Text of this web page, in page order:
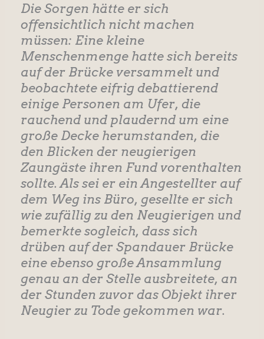
Die Sorgen hätte er sich
offensichtlich nicht machen
müssen: Eine kleine
Menschenmenge hatte sich bereits
auf der Brücke versammelt und
beobachtete eifrig debattierend
einige Personen am Ufer, die
rauchend und plaudernd um eine
große Decke herumstanden, die
den Blicken der neugierigen
Zaungäste ihren Fund vorenthalten
sollte. Als sei er ein Angestellter auf
dem Weg ins Büro, gesellte er sich
wie zufällig zu den Neugierigen und
bemerkte sogleich, dass sich
drüben auf der Spandauer Brücke
eine ebenso große Ansammlung
genau an der Stelle ausbreitete, an
der Stunden zuvor das Objekt ihrer
Neugier zu Tode gekommen war.